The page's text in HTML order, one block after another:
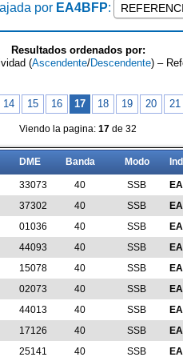
por EA4BFP:
Resultados ordenados por:
(Ascendente/Descendente) –
14 15 16 17 18 19 20 21
Viendo la pagina: 17 de 32
DME Banda Modo
33073 40 SSB
37302 40 SSB
01036 40 SSB
44093 40 SSB
15078 40 SSB
02073 40 SSB
44013 40 SSB
17126 40 SSB
25141 40 SSB